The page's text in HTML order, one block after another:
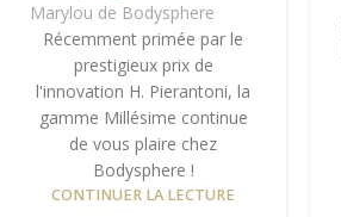
Marylou de Bodysphere
Récemment primée par le
prestigieux prix de
l'innovation H. Pierantoni, la
gamme Millésime continue
de vous plaire chez
Bodysphere !
CONTINUER LA LECTURE